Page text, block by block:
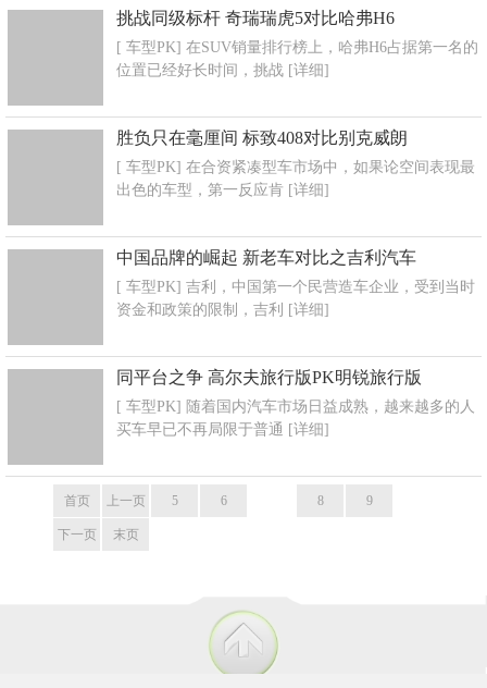
挑战同级标杆 奇瑞瑞虎5对比哈弗H6
[ 车型PK] 在SUV销量排行榜上，哈弗H6占据第一名的
位置已经好长时间，挑战 [详细]
胜负只在毫厘间 标致408对比别克威朗
[ 车型PK] 在合资紧凑型车市场中，如果论空间表现最
出色的车型，第一反应肯 [详细]
中国品牌的崛起 新老车对比之吉利汽车
[ 车型PK] 吉利，中国第一个民营造车企业，受到当时
资金和政策的限制，吉利
[详细]
同平台之争 高尔夫旅行版PK明锐旅行版
[ 车型PK] 随着国内汽车市场日益成熟，越来越多的人
买车早已不再局限于普通 [详细]
首页 上一页 5 6 8 9
下一页 末页